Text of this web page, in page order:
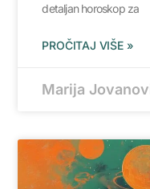
detaljan horoskop za
PROČITAJ VIŠE »
Marija